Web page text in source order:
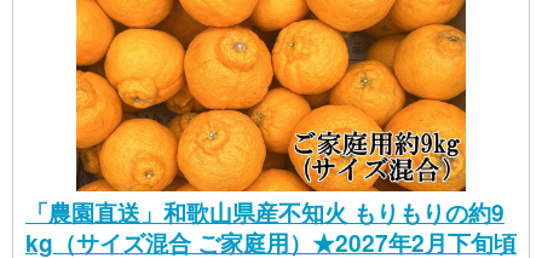
ジ、キウイフルーツ ※ 表示内容に関しては各事業者
の指定に基づき掲載しており、一切の内容を保証す
るものではございません。 ※ご不明の点がございまし
たら事業者まで直接お問い合わせ下さい。
「農園直送」和歌山県産不知火 もりもりの約9
kg（サイズ混合 ご家庭用）★2027年2月下旬頃